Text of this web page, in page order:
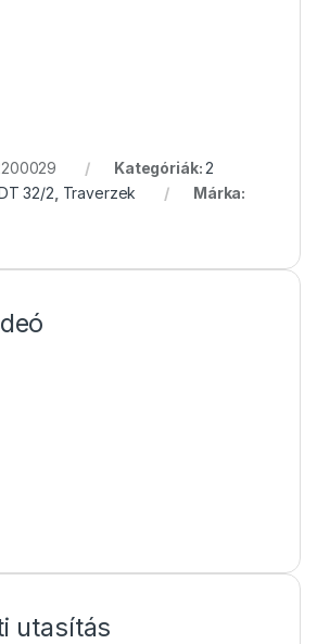
Kategóriák:2
32/2 Traverzek
Márka:
utasítás